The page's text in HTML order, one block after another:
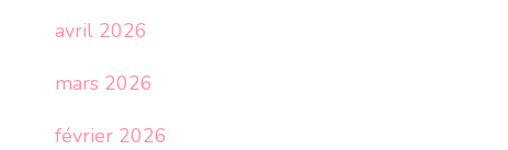
avril 2026
mars 2026
février 2026